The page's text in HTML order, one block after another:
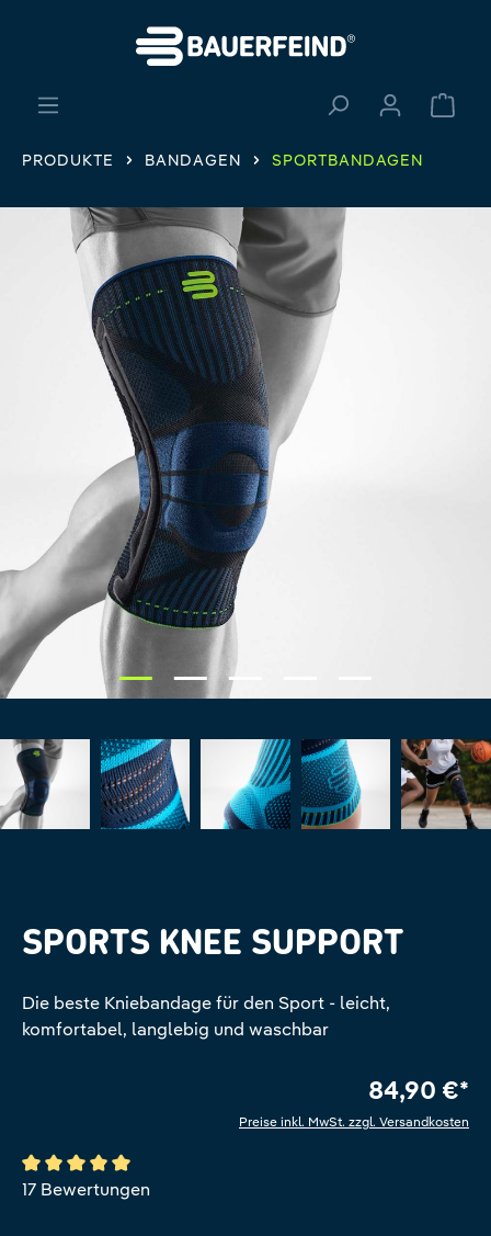
PRODUKTE BANDAGEN SPORTBANDAGEN
SPORTS KNEE SUPPORT
Die beste Kniebandage für den Sport - leicht,
komfortabel, langlebig und waschbar
84,90 €*
Preise inkl. MwSt. zzgl. Versandkosten
Durchschnittliche Bewertung von 5 von 5 Sternen
17 Bewertungen